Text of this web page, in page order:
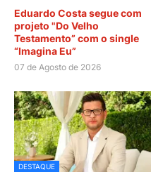
Eduardo Costa segue com
projeto "Do Velho
Testamento” com o single
“Imagina Eu”
07 de Agosto de 2026
DESTAQUE